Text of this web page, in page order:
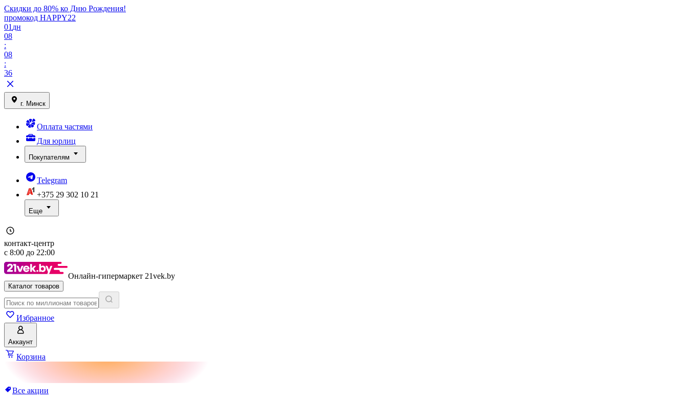
Скидки до 80% ко Дню Рождения!
промокод HAPPY22
01 дн
08
:
08
:
36
г. Минск
Оплата частями
Для юрлиц
Покупателям
Telegram
+375 29 302 10 21
Еще
контакт-центр
с 8:00 до 22:00
Онлайн-гипермаркет 21vek.by
Каталог товаров
Избранное
Аккаунт
Корзина
Все акции